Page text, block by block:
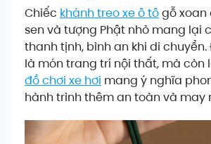
Chiếc khánh treo xe ô tôgỗ xoan
sen và tượng Phật nhỏ mang lại
thanh tịnh, bình an khi di
là món trang trí nội thất, mà còn
đồ chơi xe hơi mang ý nghĩa
hành trình thêm an toàn và may